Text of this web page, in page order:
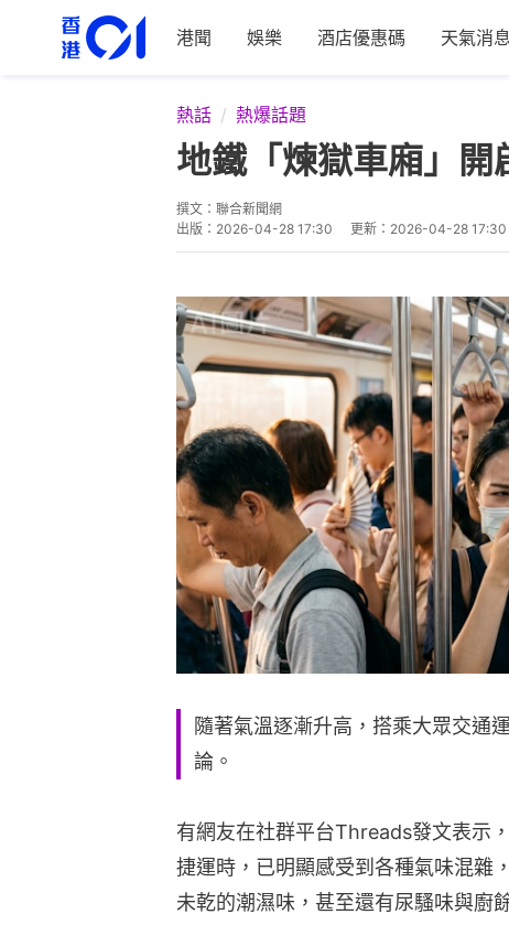
港聞 娛樂 酒店優惠碼 天氣消息
熱話 熱爆話題
地鐵「煉獄車廂」
撰文： 聯合新聞網
出版： 2026-04-28 17:30 更新： 2026-04-28 17:30
隨著氣溫逐漸升高，搭乘大眾交通
論。
有網友在社群平台Threads發文表示
捷運時，已明顯感受到各種氣味混雜
未乾的潮濕味，甚至還有尿騷味與廚